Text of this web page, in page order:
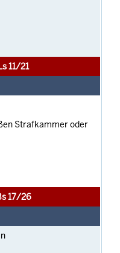
11/21
Strafkammer oder
17/26